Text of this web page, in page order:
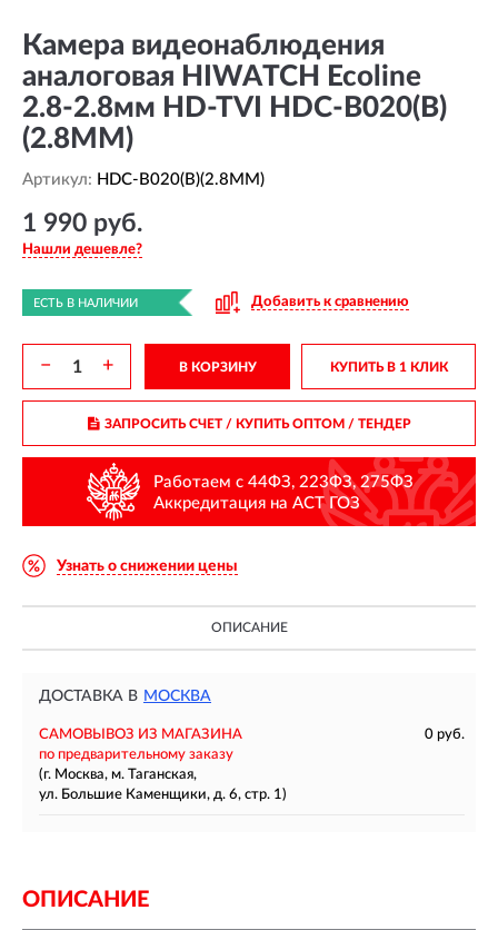
Камера видеонаблюдения
аналоговая HIWATCH Ecoline
2.8-2.8мм HD-TVI HDC-B020(B)
(2.8MM)
Артикул: HDC-B020(B)(2.8MM)
1 990 руб.
Нашли дешевле?
ЕСТЬ В НАЛИЧИИ Добавить к сравнению
− + В КОРЗИНУ КУПИТЬ В 1 КЛИК
ЗАПРОСИТЬ СЧЕТ / КУПИТЬ ОПТОМ/ ТЕНДЕР
Работаем с 44ФЗ, 223ФЗ, 275ФЗ
Аккредитация на АСТ ГОЗ
Узнать о снижении цены
ОПИСАНИЕ
ДОСТАВКА В МОСКВА
САМОВЫВОЗ ИЗ МАГАЗИНА
0 руб.
по предварительному заказу
(г. Москва, м. Таганская,
ул. Большие Каменщики, д. 6, стр. 1)
ОПИСАНИЕ